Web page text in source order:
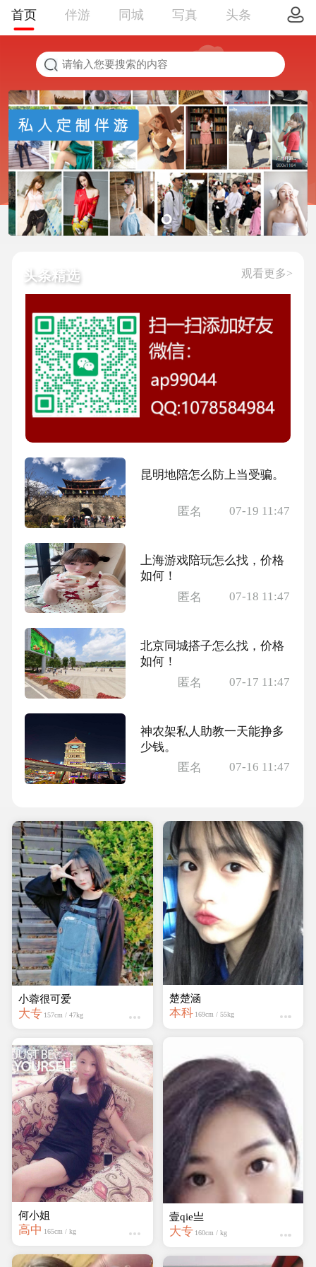
首页 伴游 同城 写真 头条
头条精选 观看更多>
昆明地陪怎么防上当受骗。
匿名 07-19 11:47
上海游戏陪玩怎么找，价格
如何！
匿名
07-18 11:47
北京同城搭子怎么找，价格
如何！
匿名
07-17 11:47
神农架私人助教一天能挣多
少钱。
匿名
07-16 11:47
小蓉很可爱
大专 157cm / 47kg
何小姐
高中 165cm / kg
楚楚涵
本科 169cm / 55kg
壹qie亗
大专 160cm / kg